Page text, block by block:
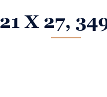
21 X 27,